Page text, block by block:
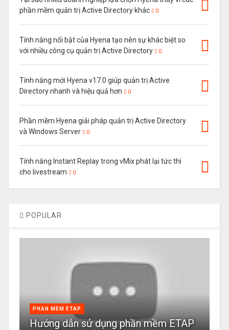
phần mềm quản trị Active Directory khác
0
Tính năng nổi bật của Hyena tạo nên sự khác biệt so
với nhiều công cụ quản trị Active Directory
0
Tính năng mới Hyena v17.0 giúp quản trị Active
Directory nhanh và hiệu quả hơn
0
Phần mềm Hyena giải pháp quản trị Active Directory
và Windows Server
0
Tính năng Instant Replay trong vMix phát lại tức thì
cho livestream
0
POPULAR
PHẦN MỀM ETAP
Hướng dẫn sử dụng phần mềm ETAP